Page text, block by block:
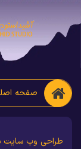
صفحه
طراحی وب سایت